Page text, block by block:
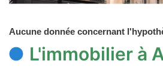
Aucune donnée concernant
L'immobilier à